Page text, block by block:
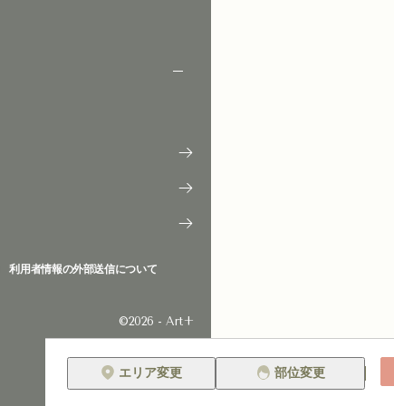
エリア変更 部位変更
利用者情報の外部送信について
©2026 - Art+